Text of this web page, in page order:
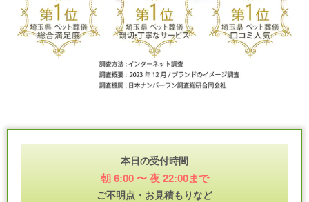
本日の受付時間
朝 6:00 〜 夜 22:00まで
ご不明点・お見積もりなど